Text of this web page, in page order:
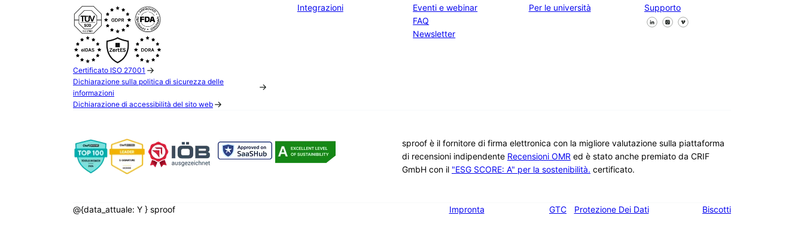
Certificato ISO 27001
Dichiarazione sulla politica di sicurezza delle
informazioni
Dichiarazione di accessibilità del sito web
Integrazioni
Eventi e webinar
FAQ
Newsletter
Per le università
Supporto
Seguici su Facebook
Seguici su X
Seguici su LinkedIn
sproof è il fornitore di firma elettronica con la migliore valutazione sulla piattaforma
di recensioni indipendente Recensioni OMR ed è stato anche premiato da CRIF
GmbH con il "ESG SCORE: A" per la sostenibilità. certificato.
@{data_attuale: Y } sproof Impronta GTC Protezione Dei Dati Biscotti